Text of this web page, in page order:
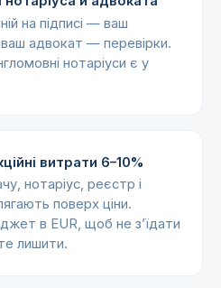
на підписі — ваш
адвокат — перевірки.
нотаріуси є у
витрати 6–10%
нотаріус, реєстр і
поверх ціни.
в EUR, щоб не з’їдати
лишити.